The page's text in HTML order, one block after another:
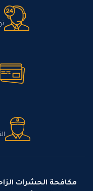
مكافحة الحشرات